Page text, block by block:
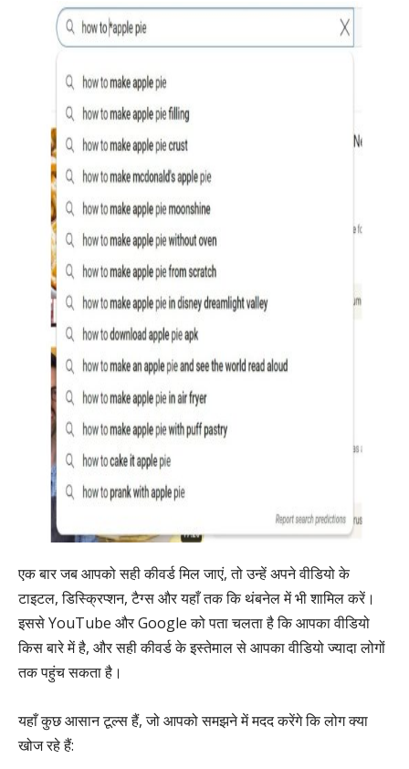
एक बार जब आपको सही कीवर्ड मिल जाएं, तो उन्हें अपने वीडियो के
टाइटल, डिस्क्रिप्शन, टैग्स और यहाँ तक कि थंबनेल में भी शामिल करें।
इससे YouTube और Google को पता चलता है कि आपका वीडियो
किस बारे में है, और सही कीवर्ड के इस्तेमाल से आपका वीडियो ज्यादा लोगों
तक पहुंच सकता है।
यहाँ कुछ आसान टूल्स हैं, जो आपको समझने में मदद करेंगे कि लोग क्या
खोज रहे हैं: